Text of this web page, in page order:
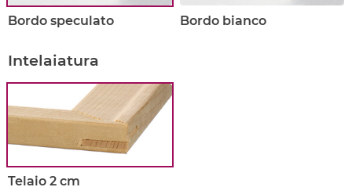
Bordo speculato Bordo bianco
Intelaiatura
Telaio 2 cm